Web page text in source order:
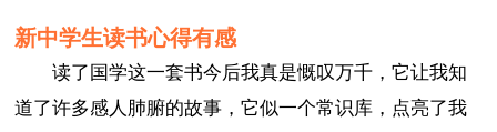
新中学生读书心得有感
读了国学这一套书今后我真是慨叹万千，它让我知
道了许多感人肺腑的故事，它似一个常识库，点亮了我